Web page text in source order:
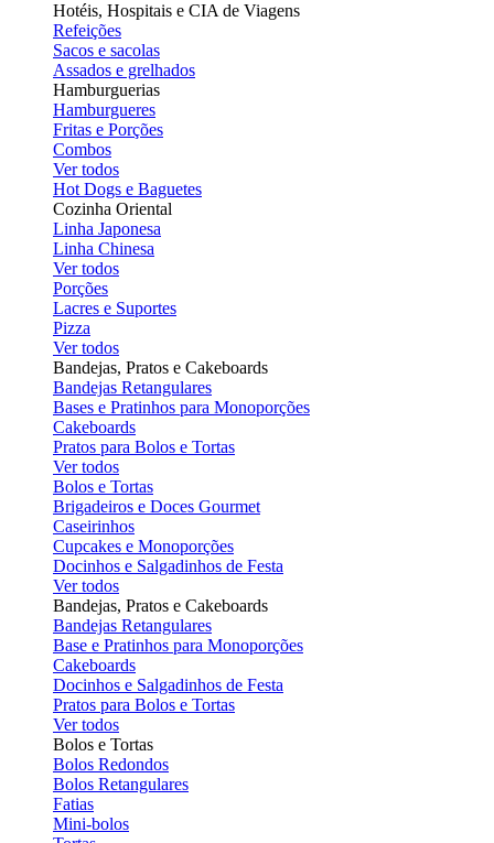
Hotéis, Hospitais e CIA de Viagens
Refeições
Sacos e sacolas
Assados e grelhados
Hamburguerias
Hamburgueres
Fritas e Porções
Combos
Ver todos
Hot Dogs e Baguetes
Cozinha Oriental
Linha Japonesa
Linha Chinesa
Ver todos
Porções
Lacres e Suportes
Pizza
Ver todos
Bandejas, Pratos e Cakeboards
Bandejas Retangulares
Bases e Pratinhos para Monoporções
Cakeboards
Pratos para Bolos e Tortas
Ver todos
Bolos e Tortas
Brigadeiros e Doces Gourmet
Caseirinhos
Cupcakes e Monoporções
Docinhos e Salgadinhos de Festa
Ver todos
Bandejas, Pratos e Cakeboards
Bandejas Retangulares
Base e Pratinhos para Monoporções
Cakeboards
Docinhos e Salgadinhos de Festa
Pratos para Bolos e Tortas
Ver todos
Bolos e Tortas
Bolos Redondos
Bolos Retangulares
Fatias
Mini-bolos